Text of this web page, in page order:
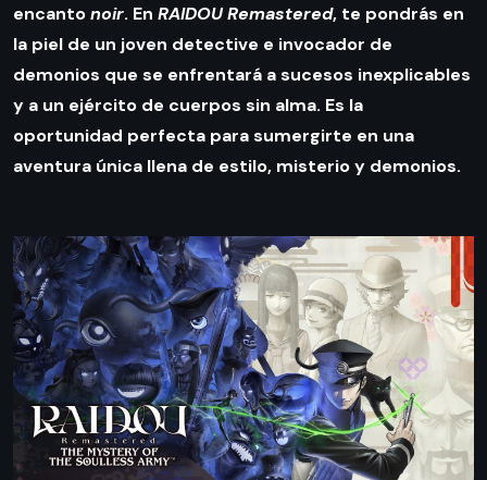
encantonoir. En RAIDOU Remastered, te pondrás en
la piel de un joven detective e invocador de
demonios que se enfrentará a sucesos inexplicables
y a un ejército de cuerpos sin alma. Es la
oportunidad perfecta para sumergirte en una
aventura única llena de estilo, misterio y demonios.